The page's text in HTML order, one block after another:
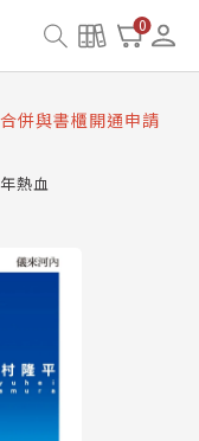
0
明及資產合併結果
速演練提醒
併與書櫃開通申請
開通與資產合併申
明及資產合併結果
演練提醒
熱血